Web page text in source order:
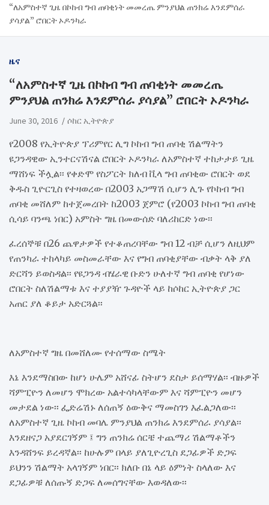
“ለአምስተኛ ጊዜ በኮከብ ግብ ጠባቂነት መመረጤ ምንያህል ጠንክሬ እንደምሰራ
ያሳያል” ሮበርት ኦዶንካራ
ዜና
“ለአምስተኛ ጊዜ በኮከብ ግብ ጠባቂነት መመረጤ
ምንያህል ጠንክሬ እንደምሰራ ያሳያል” ሮበርት ኦዶንካራ
June 30, 2016 ሶከር ኢትዮጵያ
የ2008 የኢትዮጵያ ፕሪምየር ሊግ ኮከብ ግብ ጠባቂ ሽልማትን
ዩጋንዳዊው ኢንተርናሽናል ሮበርት ኦዶንካራ ለአምስተኛ ተከታታይ ጊዜ
ማሸነፍ ችሏል፡፡ የቀድሞ የስፖርት ክለብ ቪላ ግብ ጠባቂው ሮበርት ወደ
ቅዱስ ጊዮርጊስ የተዛወረው በ2003 አጋማሽ ሲሆን ሊጉ የኮከብ ግብ
ጠባቂ መሸለም ከተጀመረበት ከ2003 ጀምሮ (የ2003 ኮከብ ግብ ጠባቂ
ሲሳይ ባንጫ ነበር) አምስት ግዜ በመውሰድ ባለሪከርድ ነው፡፡
ፈረሰኞቹ በ26 ጨዋታዎች የተቆጠረባቸው ግብ 12 ብቻ ሲሆን ለዚህም
የጠንካራ ተከላካይ መስመራቸው እና የግብ ጠባቂያቸው ብቃት ላቅ ያለ
ድርሻን ይወስዳል፡፡ የዩጋንዳ ብሄራዊ ቡድን ሁለተኛ ግብ ጠባቂ የሆነው
ሮበርት ስለሽልማቱ እና ተያያዥ ጉዳዮች ላይ ከሶከር ኢትዮጵያ ጋር
አጠር ያለ ቆይታ አድርጓል፡፡
ለአምስተኛ ግዜ በመሸለሙ የተሰማው ስሜት
እኔ እንደማስበው ከሆነ ሁሌም አሸናፊ ስትሆን ደስታ ይሰማሃል፡፡ ብዙዎች
ሻምፒዮን ለመሆን ሞክረው አልተሳካላቸውም እና ሻምፒዮን መሆን
መታደል ነው፡፡ ፌድሬሽኑ ለሰጠኝ ዕውቅና ማመስገን እፈልጋለው፡፡
ለአምስተኛ ጊዜ ኮከብ መባሌ ምንያህል ጠንክሬ እንደምሰራ ያሳያል፡፡
እንደዘናጋ አያደርገኝም ፤ ግን ጠንክሬ ሰርቼ ተጨማሪ ሽልማቶችን
እንዳሸንፍ ይረዳኛል፡፡ ከሁሉም በላይ ያለጊዮረጊስ ደጋፊዎች ድጋፍ
ይህንን ሽልማት አላገኝም ነበር፡፡ ክለቡ በኔ ላይ ዕምነት ስላለው እና
ደጋፊዎቹ ለሰጡኝ ድጋፍ ለመሰግናቸው እወዳለው፡፡